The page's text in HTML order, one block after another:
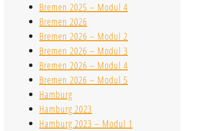
Bremen 2025 – Modul 4
Bremen 2026
Bremen 2026 – Modul 2
Bremen 2026 – Modul 3
Bremen 2026 – Modul 4
Bremen 2026 – Modul 5
Hamburg
Hamburg 2023
Hamburg 2023 – Modul 1